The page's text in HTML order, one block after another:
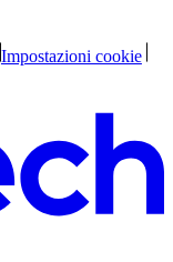
Impostazioni cookie